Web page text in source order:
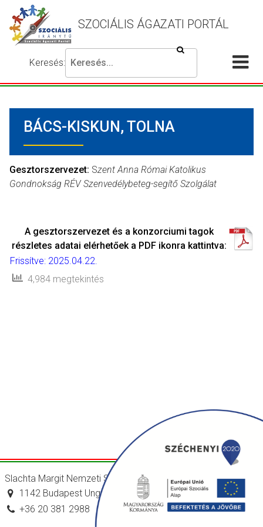
SZOCIÁLIS ÁGAZATI PORTÁL
Keresés:
Írja
be
keresni
kívánt
majd
nyomja
meg
Keresés
beállítások
BÁCS-KISKUN, TOLNA
Gesztorszervezet: Szent Anna Római Katolikus
Gondnokság RÉV Szenvedélybeteg-segítő Szolgálat
A gesztorszervezet és a konzorciumi tagok
részletes adatai elérhetőek a PDF ikonra kattintva:
Frissítve: 2025.04.22.
4,984 megtekintés
Slachta Margit Nemzeti Szociálpolitikai Intézet
1142 Budapest Ungvár utca 64-66.
+36 20 381 2988
titkarsag@nszi.gov.hu